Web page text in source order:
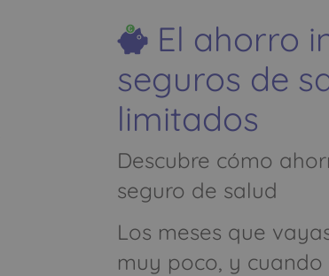
El ahorro
seguros de
limitados
Descubre cómo
seguro de salud
Los meses que
muy poco, y